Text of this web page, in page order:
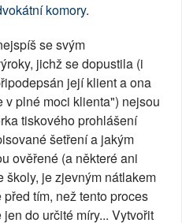
komory.
se svým
jichž se dopustila (i
její klient a ona
plné moci klienta") nejsou
tiskového prohlášení
šetření a jakým
ověřené (a některé ani
školy, je zjevným nátlakem
tím, než tento proces
do určité míry... Vytvořit